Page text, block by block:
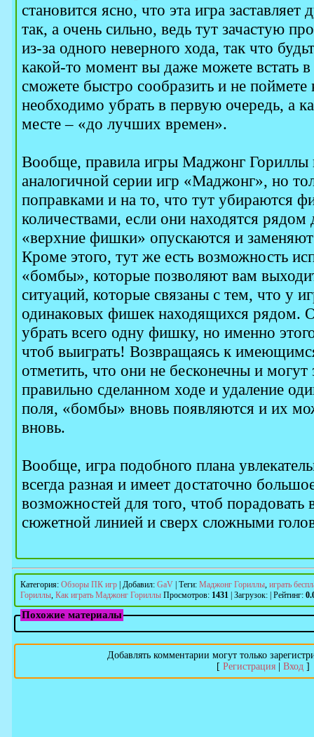
становится ясно, что эта игра
так, а очень сильно, ведь тут зачастую
из-за одного неверного хода, так что
какой-то момент вы даже можете встать в
сможете быстро сообразить и не
необходимо убрать в первую очередь, а
месте – «до лучших времен».
Вообще, правила игры Маджонг Гориллы
аналогичной серии игр «Маджонг», но
поправками и на то, что тут убираются
количествами, если они находятся
«верхние фишки» опускаются и
Кроме этого, тут же есть возможность
«бомбы», которые позволяют вам
ситуаций, которые связаны с тем, что у
одинаковых фишек находящихся рядом.
убрать всего одну фишку, но именно
чтоб выиграть! Возвращаясь к
отметить, что они не бесконечны и могут
правильно сделанном ходе и удаление
поля, «бомбы» вновь появляются и их
вновь.
Вообще, игра подобного плана
всегда разная и имеет достаточно
возможностей для того, чтоб порадовать
сюжетной линией и сверх сложными
Категория: Обзоры ПК игр Добавил: GaV Теги: Маджонг Гориллы, играть
Гориллы, Как играть Маджонг Гориллы Просмотров: 1431 Загрузок: Рейтинг:
Похожие материалы
Добавлять комментарии могут только
[ Регистрация| Вход]